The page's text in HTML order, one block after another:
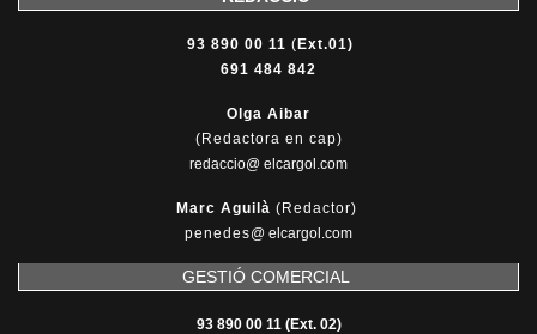
93 890 00 11 ( Ext.01)
691 484 842
Olga Aibar
(Redactora en cap)
redaccio@ elcargol.com
Marc Aguilà (Redactor)
penedes@ elcargol.com
GESTIÓ COMERCIAL
93 890 00 11 (Ext. 02)